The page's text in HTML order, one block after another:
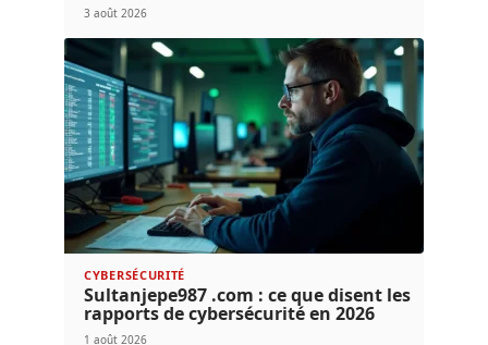
3 août 2026
CYBERSÉCURITÉ
Sultanjepe987 .com : ce que disent les
rapports de cybersécurité en 2026
1 août 2026